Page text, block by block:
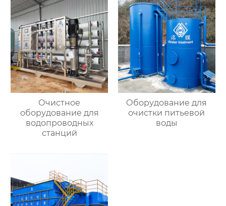
Очистное
оборудование для
водопроводных
станций
Оборудование для
очистки питьевой
воды